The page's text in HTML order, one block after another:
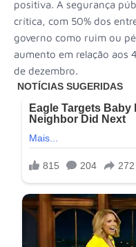
positiva. A segurança
crítica, com 50% dos
governo como ruim ou
aumento em relação aos
de dezembro.